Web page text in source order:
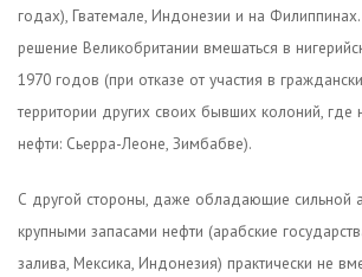
годах), Гватемале, Индонезии и на
решение Великобритании вмешаться в
1970 годов (при отказе от участия в
территории других своих бывших колоний, где
нефти: Сьерра-Леоне, Зимбабве).
С другой стороны, даже обладающие сильной
крупными запасами нефти (арабские
залива, Мексика, Индонезия) практически не